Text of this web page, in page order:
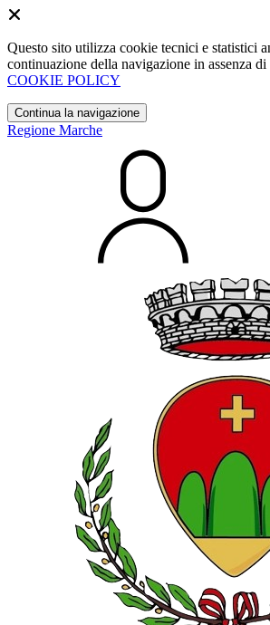
Questo sito utilizza cookie tecnici e statistici
continuazione della navigazione in assenza
COOKIE POLICY
Continua la navigazione
Regione Marche